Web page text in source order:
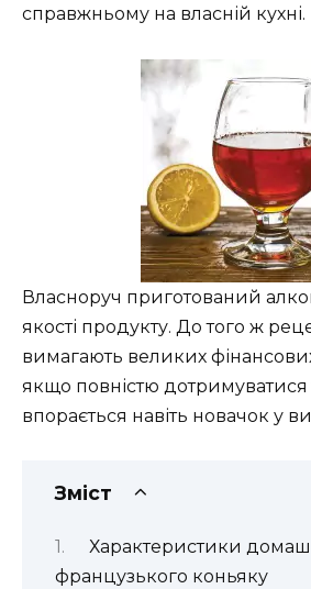
справжньому на власній кухні.
Власноруч приготований
якості продукту. До того ж
вимагають великих
якщо повністю дотримуватися
впорається навіть новачок у
Зміст
Характеристики
французького коньяку